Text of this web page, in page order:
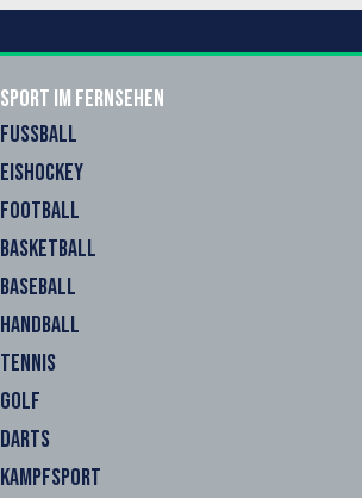
Sport im Fernsehen
FUSSBALL
EISHOCKEY
FOOTBALL
BASKETBALL
BASEBALL
HANDBALL
TENNIS
GOLF
DARTS
KAMPFSPORT